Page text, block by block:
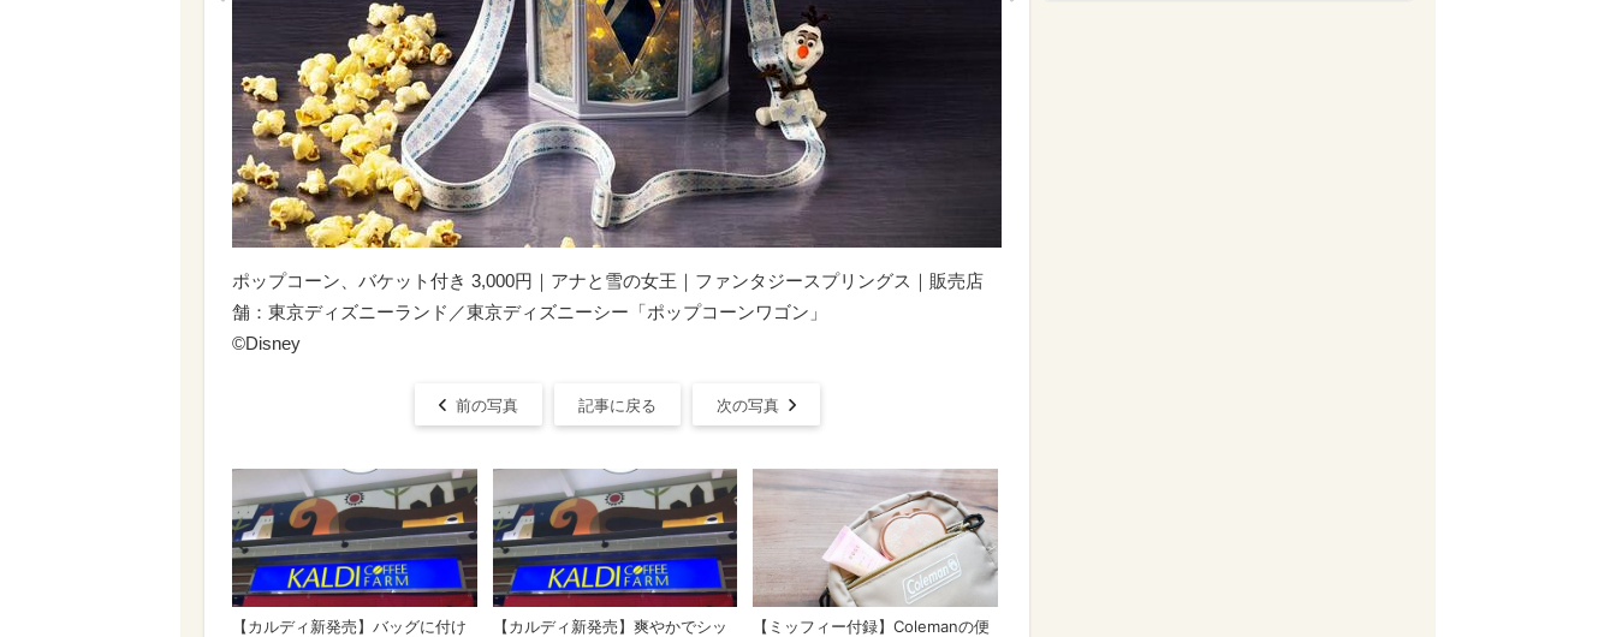
ポップコーン、バケット付き 3,000円｜アナと雪の女王｜ファンタジースプリングス｜販売店
舗：東京ディズニーランド／東京ディズニーシー「ポップコーンワゴン」
©Disney
前の写真 記事に戻る 次の写真